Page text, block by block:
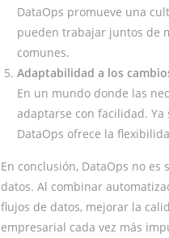
DataOps promueve una
pueden trabajar juntos de
comunes.
Adaptabilidad a los
En un mundo donde las
adaptarse con facilidad.
DataOps ofrece la
En conclusión, DataOps no
datos. Al combinar
flujos de datos, mejorar la
empresarial cada vez más